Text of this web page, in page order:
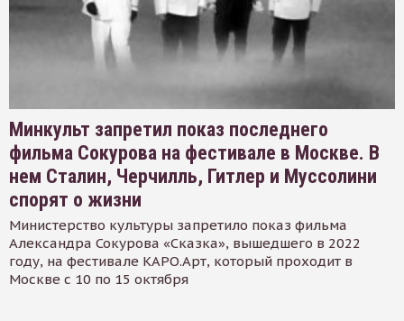
Минкульт запретил показ последнего
фильма Сокурова на фестивале в Москве. В
нем Сталин, Черчилль, Гитлер и Муссолини
спорят о жизни
Министерство культуры запретило показ фильма
Александра Сокурова «Сказка», вышедшего в 2022
году, на фестивале КАРО.Арт, который проходит в
Москве с 10 по 15 октября